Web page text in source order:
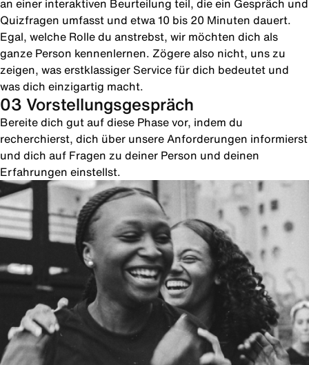
an einer interaktiven Beurteilung teil, die ein Gespräch und
Quizfragen umfasst und etwa 10 bis 20 Minuten dauert.
Egal, welche Rolle du anstrebst, wir möchten dich als
ganze Person kennenlernen. Zögere also nicht, uns zu
zeigen, was erstklassiger Service für dich bedeutet und
was dich einzigartig macht.
03 Vorstellungsgespräch
Bereite dich gut auf diese Phase vor, indem du
recherchierst, dich über unsere Anforderungen informierst
und dich auf Fragen zu deiner Person und deinen
Erfahrungen einstellst.